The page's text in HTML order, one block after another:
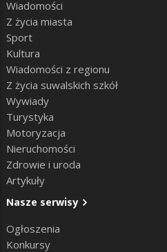
Wiadomości
Z życia miasta
Sport
Kultura
Wiadomości z regionu
Z życia suwalskich szkół
Wywiady
Turystyka
Motoryzacja
Nieruchomości
Zdrowie i uroda
Artykuły
Nasze serwisy
Ogłoszenia
Konkursy